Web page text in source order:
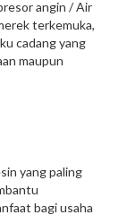
angin / Air
terkemuka,
cadang yang
maupun
yang paling
bagi usaha